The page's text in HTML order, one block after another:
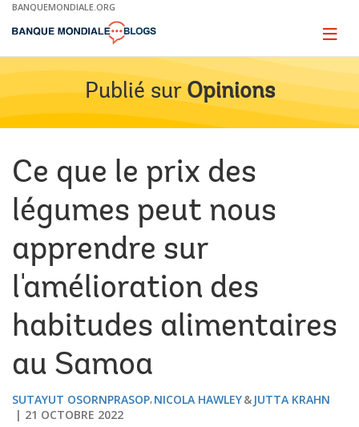
Skip
Main
BANQUEMONDIALE.ORG
Page
Publié sur Opinions
Ce que le prix des
légumes peut nous
apprendre sur
l'amélioration des
habitudes alimentaires
au Samoa
SUTAYUT OSORNPRASOP NICOLA HAWLEY
JUTTA KRAHN
21 OCTOBRE 2022